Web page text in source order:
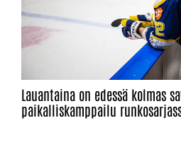
Lauantaina on edessä kolmas
paikalliskamppailu